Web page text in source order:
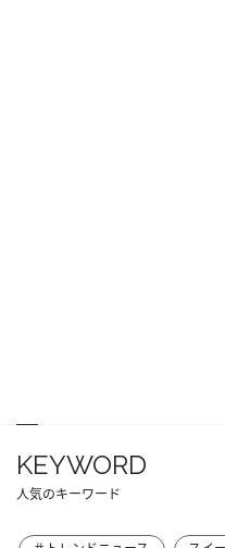
KEYWORD
人気のキーワード